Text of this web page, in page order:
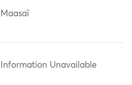
Maasaï
Information Unavailable